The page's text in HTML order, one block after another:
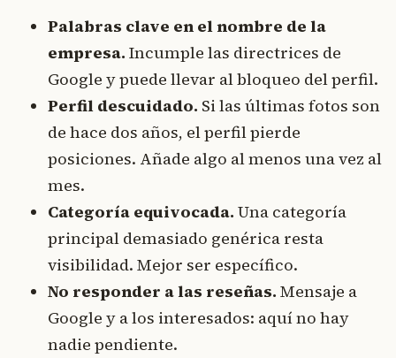
Palabras clave en el nombre de la
empresa. Incumple las directrices de
Google y puede llevar al bloqueo del perfil.
Perfil descuidado. Si las últimas fotos son
de hace dos años, el perfil pierde
posiciones. Añade algo al menos una vez al
mes.
Categoría equivocada. Una categoría
principal demasiado genérica resta
visibilidad. Mejor ser específico.
No responder a las reseñas. Mensaje a
Google y a los interesados: aquí no hay
nadie pendiente.